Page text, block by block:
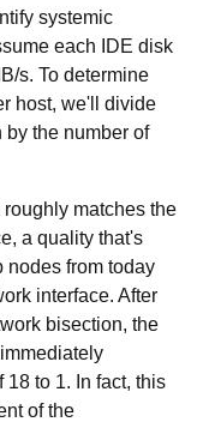
systemic
each IDE disk
s. To determine
host, we'll divide
the number of
matches the
a quality that's
nodes from today
interface. After
bisection, the
to 1. In fact, this
of the